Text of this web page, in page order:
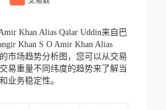
Khan Alias Qalar Uddin来自巴
Khan S O Amir Khan Alias
市场趋势分析图，您可以从交易
易重量不同纬度的趋势来了解当
业务稳定性。